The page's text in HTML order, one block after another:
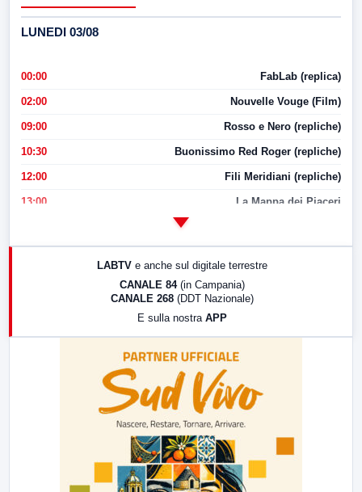
LUNEDI 03/08
00:00 FabLab (replica)
02:00 Nouvelle Vouge (Film)
09:00 Rosso e Nero (repliche)
10:30 Buonissimo Red Roger (repliche)
12:00 Fili Meridiani (repliche)
13:00 La Mappa dei Piaceri
LABTV e anche sul digitale terrestre
CANALE 84 (in Campania)
CANALE 268 (DDT Nazionale)
E sulla nostra APP